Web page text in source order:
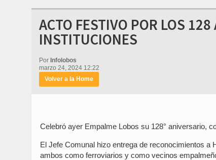
ACTO FESTIVO POR LOS
INSTITUCIONES
Por Infolobos
marzo 24, 2024 12:22
Volver a la Home
Celebró ayer Empalme Lobos su 128° aniversario,
El Jefe Comunal hizo entrega de reconocimientos a
ambos como ferroviarios y como vecinos